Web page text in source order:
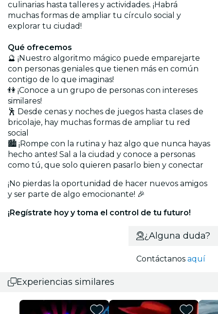
culinarias hasta talleres y actividades. ¡Habrá
muchas formas de ampliar tu círculo social y
explorar tu ciudad!
Qué ofrecemos
🔮 ¡Nuestro algoritmo mágico puede emparejarte
con personas geniales que tienen más en común
contigo de lo que imaginas!
👫 ¡Conoce a un grupo de personas con intereses
similares!
🕺 Desde cenas y noches de juegos hasta clases de
bricolaje, hay muchas formas de ampliar tu red
social
🏙️ ¡Rompe con la rutina y haz algo que nunca hayas
hecho antes! Sal a la ciudad y conoce a personas
como tú, que solo quieren pasarlo bien y conectar
¡No pierdas la oportunidad de hacer nuevos amigos
y ser parte de algo emocionante! 🎉
¡Regístrate hoy y toma el control de tu futuro!
¿Alguna duda?
Contáctanosaquí
Experiencias similares